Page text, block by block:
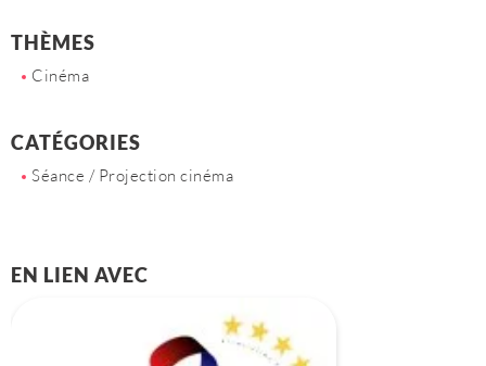
THÈMES
Cinéma
CATÉGORIES
Séance / Projection cinéma
EN LIEN AVEC